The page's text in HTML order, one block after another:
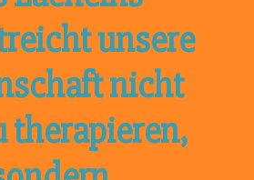
unsere
nicht
therapieren,